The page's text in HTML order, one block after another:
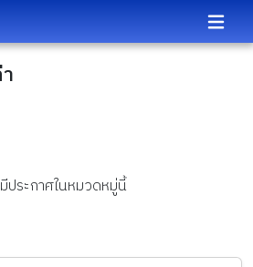
ประกาศในหมวดหมู่นี้